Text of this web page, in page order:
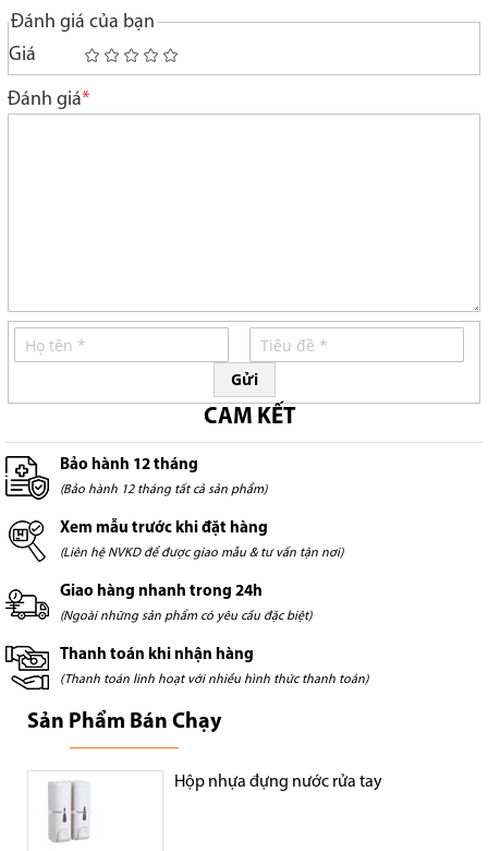
Đánh giá của bạn
Giá
1
star
2
stars
3
stars
4
stars
5
stars
Đánh giá
Gửi
CAM KẾT
Bảo hành 12 tháng
(Bảo hành 12 tháng tất cả sản phẩm)
Xem mẫu trước khi đặt hàng
(Liên hệ NVKD để được giao mẫu & tư vấn tận nơi)
Giao hàng nhanh trong 24h
(Ngoài những sản phẩm có yêu cầu đặc biệt)
Thanh toán khi nhận hàng
(Thanh toán linh hoạt với nhiều hình thức thanh toán)
Sản Phẩm Bán Chạy
Hộp nhựa đựng nước rửa tay